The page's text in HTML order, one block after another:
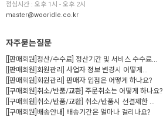
점심시간 : 오후 1시 - 오후 2시
master@wooridle.co.kr
자주묻는질문
[[판매회원]정산/수수료] 정산기간 및 서비스 수수료...
[[판매회원]회원관리] 사업자 정보 변경시 어떻게...
[[판매회원]회원관리] 판매자 입점은 어떻게 하나요?
[[구매회원]취소/반품/교환] 주문취소는 어떻게 하나요?
[[구매회원]취소/반품/교환] 취소/반품시 선결제한 ...
[[구매회원]배송안내] 배송기간은 얼마나 걸리나요?